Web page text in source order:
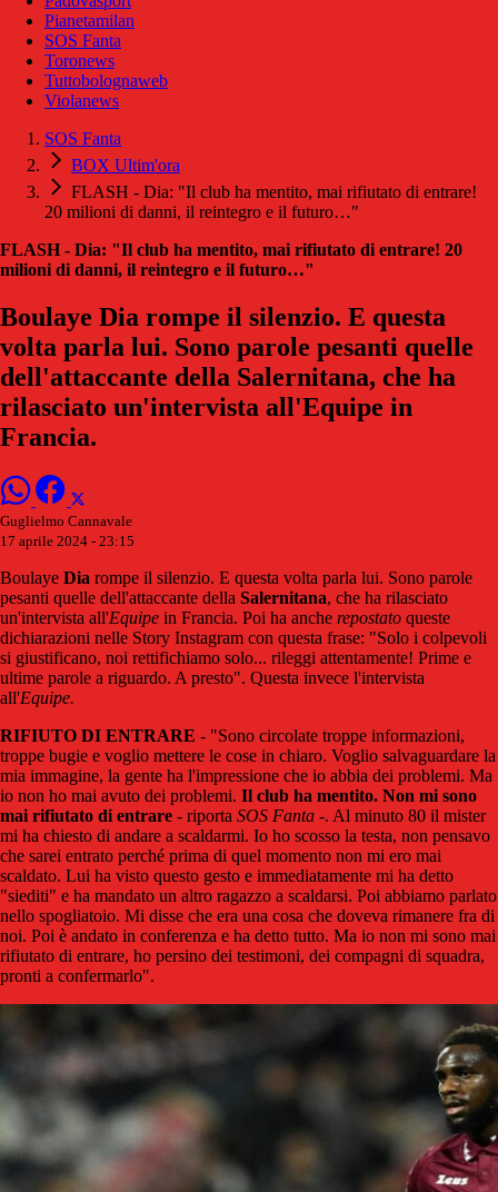
Pianetamilan
SOS Fanta
Toronews
Tuttobolognaweb
Violanews
SOS Fanta
BOX Ultim'ora
FLASH - Dia: "Il club ha mentito, mai rifiutato di entrare!
20 milioni di danni, il reintegro e il futuro…"
FLASH - Dia: "Il club ha mentito, mai rifiutato di entrare! 20
milioni di danni, il reintegro e il futuro…"
Boulaye Dia rompe il silenzio. E questa
volta parla lui. Sono parole pesanti quelle
dell'attaccante della Salernitana, che ha
rilasciato un'intervista all'Equipe in
Francia.
Guglielmo Cannavale
17 aprile 2024 - 23:15
Boulaye Dia rompe il silenzio. E questa volta parla lui. Sono parole
pesanti quelle dell'attaccante della Salernitana, che ha rilasciato
un'intervista all'Equipe in Francia. Poi ha anche repostato queste
dichiarazioni nelle Story Instagram con questa frase: "Solo i colpevoli
si giustificano, noi rettifichiamo solo... rileggi attentamente! Prime e
ultime parole a riguardo. A presto". Questa invece l'intervista
all'Equipe.
RIFIUTO DI ENTRARE - "Sono circolate troppe informazioni,
troppe bugie e voglio mettere le cose in chiaro. Voglio salvaguardare la
mia immagine, la gente ha l'impressione che io abbia dei problemi. Ma
io non ho mai avuto dei problemi. Il club ha mentito. Non mi sono
mai rifiutato di entrare - riporta SOS Fanta -. Al minuto 80 il mister
mi ha chiesto di andare a scaldarmi. Io ho scosso la testa, non pensavo
che sarei entrato perché prima di quel momento non mi ero mai
scaldato. Lui ha visto questo gesto e immediatamente mi ha detto
"siediti" e ha mandato un altro ragazzo a scaldarsi. Poi abbiamo parlato
nello spogliatoio. Mi disse che era una cosa che doveva rimanere fra di
noi. Poi è andato in conferenza e ha detto tutto. Ma io non mi sono mai
rifiutato di entrare, ho persino dei testimoni, dei compagni di squadra,
pronti a confermarlo".